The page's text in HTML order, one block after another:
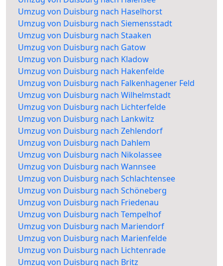
Umzug von Duisburg nach Haselhorst
Umzug von Duisburg nach Siemensstadt
Umzug von Duisburg nach Staaken
Umzug von Duisburg nach Gatow
Umzug von Duisburg nach Kladow
Umzug von Duisburg nach Hakenfelde
Umzug von Duisburg nach Falkenhagener Feld
Umzug von Duisburg nach Wilhelmstadt
Umzug von Duisburg nach Lichterfelde
Umzug von Duisburg nach Lankwitz
Umzug von Duisburg nach Zehlendorf
Umzug von Duisburg nach Dahlem
Umzug von Duisburg nach Nikolassee
Umzug von Duisburg nach Wannsee
Umzug von Duisburg nach Schlachtensee
Umzug von Duisburg nach Schöneberg
Umzug von Duisburg nach Friedenau
Umzug von Duisburg nach Tempelhof
Umzug von Duisburg nach Mariendorf
Umzug von Duisburg nach Marienfelde
Umzug von Duisburg nach Lichtenrade
Umzug von Duisburg nach Britz